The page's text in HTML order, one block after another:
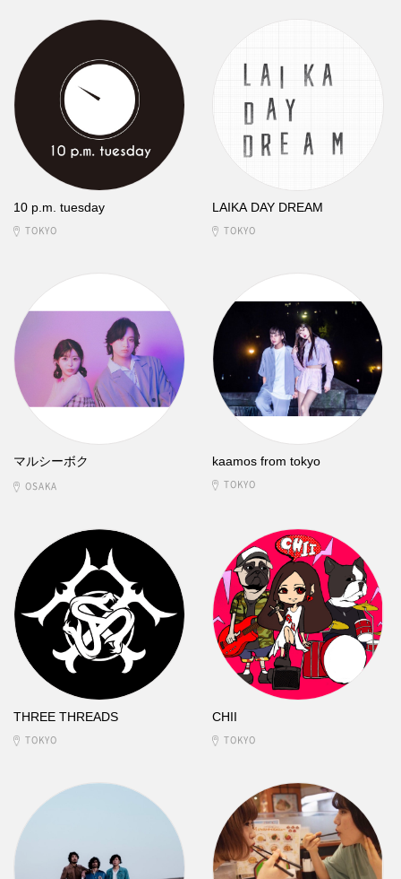
10 p.m. tuesday
TOKYO
LAIKA DAY DREAM
TOKYO
マルシーボク
OSAKA
kaamos from tokyo
TOKYO
THREE THREADS
TOKYO
CHII
TOKYO